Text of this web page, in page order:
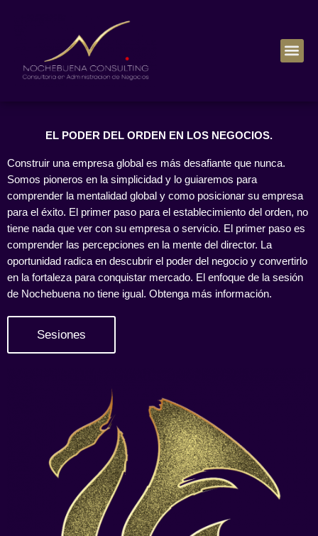
EL PODER DEL ORDEN EN LOS NEGOCIOS.
Construir una empresa global es más desafiante que nunca.
Somos pioneros en la simplicidad y lo guiaremos para
comprender la mentalidad global y como posicionar su empresa
para el éxito. El primer paso para el establecimiento del orden, no
tiene nada que ver con su empresa o servicio. El primer paso es
comprender las percepciones en la mente del director. La
oportunidad radica en descubrir el poder del negocio y convertirlo
en la fortaleza para conquistar mercado. El enfoque de la sesión
de Nochebuena no tiene igual. Obtenga más información.
Sesiones